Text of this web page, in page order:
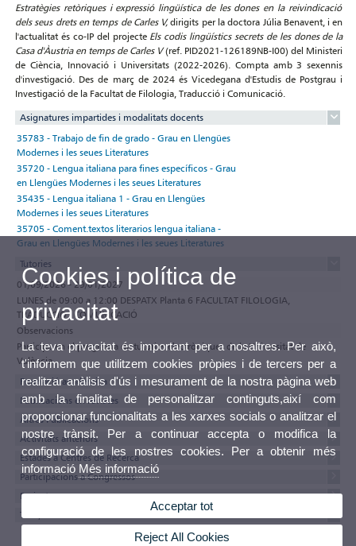
Estratègies retòriques i expressió lingüística de les dones en la reivindicació
dels seus drets en temps de Carles V,dirigits per la doctora Júlia Benavent, i en
l'actualitat és co-IP del projecteEls codis lingüístics secrets de les dones de la
Casa d'Àustria en temps de Carles V(ref. PID2021-126189NB-I00) del Ministeri
de Ciència, Innovació i Universitats (2022-2026). Compta amb 3 sexennis
d'investigació. Des de març de 2024 és Vicedegana d'Estudis de Postgrau i
Investigació de la Facultat de Filologia, Traducció i Comunicació.
Asignatures impartides i modalitats docents
35783 - Trabajo de fin de grado - Grau en Llengües
Modernes i les seues Literatures
35720 - Lengua italiana para fines específicos - Grau
en Llengües Modernes i les seues Literatures
35435 - Lengua italiana 1 - Grau en Llengües
Modernes i les seues Literatures
35705 - Coment.textos literarios lengua italiana -
Grau en Llengües Modernes i les seues Literatures
Tutories
01/09/2026 - 29/01/2027
LUNES de 09:00 a 12:00 DESPATX Planta 6 FACULTAT FILOLOGIA,
TRADUCCIÓ I COMUNICACIÓ
Observacions
Participa en el programa de tutories electròniques de la Universitat de
València
Formació acadèmica
Publicacions en revistes
Altres Publicacions
Activitats anteriors
Estades a Centres de Recerca
Participacions a Congressos
Projectes
Tesis, tesines i treballs
Cookies i política de
privacitat
La teva privacitat és important per a nosaltres. Per això,
t'informem que utilitzem cookies pròpies i de tercers per a
realitzar anàlisis d'ús i mesurament de la nostra pàgina web
amb la finalitat de personalitzar continguts,així com
proporcionar funcionalitats a les xarxes socials o analitzar el
nostre trànsit. Per a continuar accepta o modifica la
configuració de les nostres cookies. Per a obtenir més
informació Més informació
Acceptar tot
Reject All Cookies